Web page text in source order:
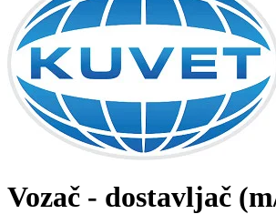
Vozač - dostavljač